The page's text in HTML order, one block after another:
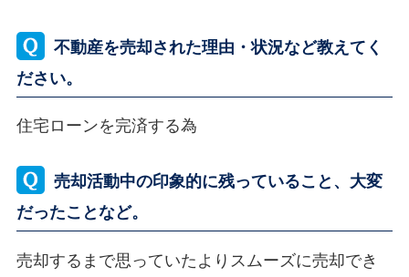
不動産を売却された理由・状況など教えてく
ださい。
住宅ローンを完済する為
売却活動中の印象的に残っていること、大変
だったことなど。
売却するまで思っていたよりスムーズに売却でき